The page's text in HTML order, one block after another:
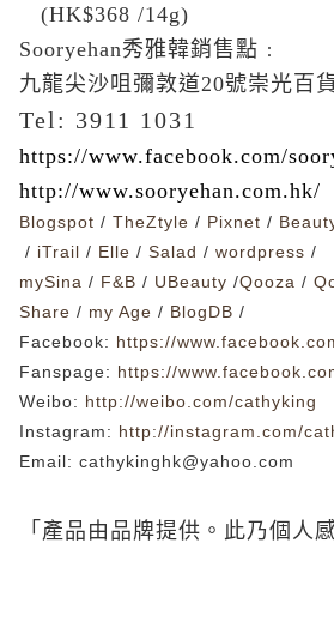
(HK$368 /14g)
Sooryehan秀雅韓銷售點 ﹕
九龍尖沙咀彌敦道20號崇光百
Tel: 3911 1031
https://www.facebook.com/
http://www.sooryehan.com.hk/
Blogspot / TheZtyle / Pixnet /
/ iTrail / Elle / Salad / wordpress /
mySina / F&B / UBeauty /Qooza /
Share / my Age / BlogDB /
Facebook: https://
Fanspage: https://
Weibo: http://weibo.com/cathyking
Instagram: http://instagram.com/
Email: cathykinghk@yahoo.com
「產品由品牌提供。此乃個人感